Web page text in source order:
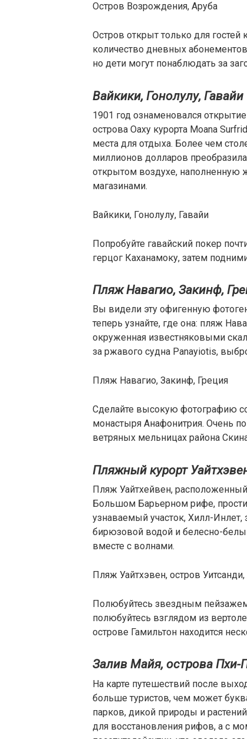
Остров Возрождения, Аруба
Остров открыт только для гостей
количество дневных
но дети могут понаблюдать за
Вайкики, Гонолулу, Гавайи
1901 год ознаменовался
острова Оаху курорта Moana
места для отдыха. Более чем
миллионов долларов
открытом воздухе, наполненную
магазинами.
Вайкики, Гонолулу, Гавайи
Попробуйте гавайский покер
герцог Каханамоку, затем
Пляж Навагио, Закинф,
Вы видели эту офигенную
теперь узнайте, где она: пляж
окруженная известняковыми
за ржавого судна Panayiotis,
Пляж Навагио, Закинф, Греция
Сделайте высокую фотографию
монастыря Анафонитрия. Очень
ветряных мельницах района
Пляжный курорт
Пляж Уайтхейвен,
Большом Барьерном рифе,
узнаваемый участок, Хилл-
бирюзовой водой и белесно-
вместе с волнами.
Пляж Уайтхэвен, остров
Полюбуйтесь звездным
полюбуйтесь взглядом из
острове Гамильтон находится
Залив Майя, острова Пхи-
На карте путешествий после
больше туристов, чем может
парков, дикой природы и
для восстановления рифов, а с